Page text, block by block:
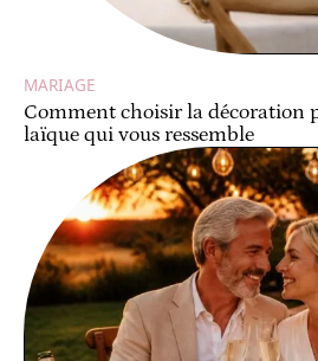
MARIAGE
Comment choisir la décoration
laïque qui vous ressemble